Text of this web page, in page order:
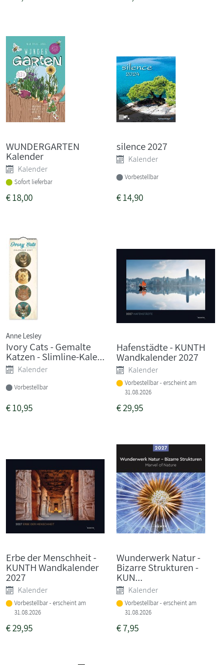
WUNDERGARTEN
Kalender
Kalender
Sofort lieferbar
€18,00
silence 2027
Kalender
Vorbestellbar
€14,90
Anne Lesley
Ivory Cats - Gemalte
Katzen - Slimline-Kale...
Kalender
Vorbestellbar
€10,95
Hafenstädte - KUNTH
Wandkalender 2027
Kalender
Vorbestellbar - erscheint am
31.08.2026
€29,95
Erbe der Menschheit -
KUNTH Wandkalender
2027
Kalender
Vorbestellbar - erscheint am
31.08.2026
€29,95
Wunderwerk Natur -
Bizarre Strukturen -
KUN...
Kalender
Vorbestellbar - erscheint am
31.08.2026
€7,95